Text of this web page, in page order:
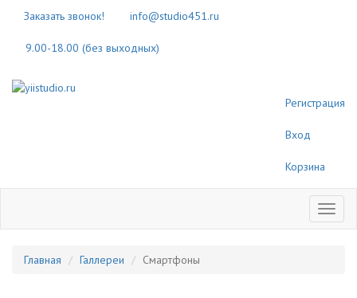
Заказать звонок! info@studio451.ru
9.00-18.00 (без выходных)
Регистрация
Вход
Корзина
Главная Галлереи Смартфоны